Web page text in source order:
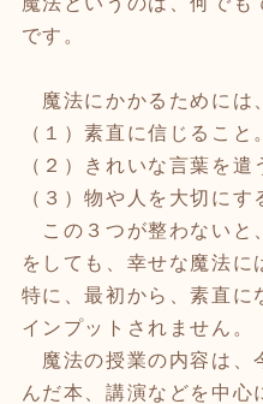
です。
魔法にかかるためには
（１）素直に信じること
（２）きれいな言葉を遣
（３）物や人を大切にす
この３つが整わないと
をしても、幸せな魔法に
特に、最初から、素直に
インプットされません。
魔法の授業の内容は、
んだ本、講演などを中心